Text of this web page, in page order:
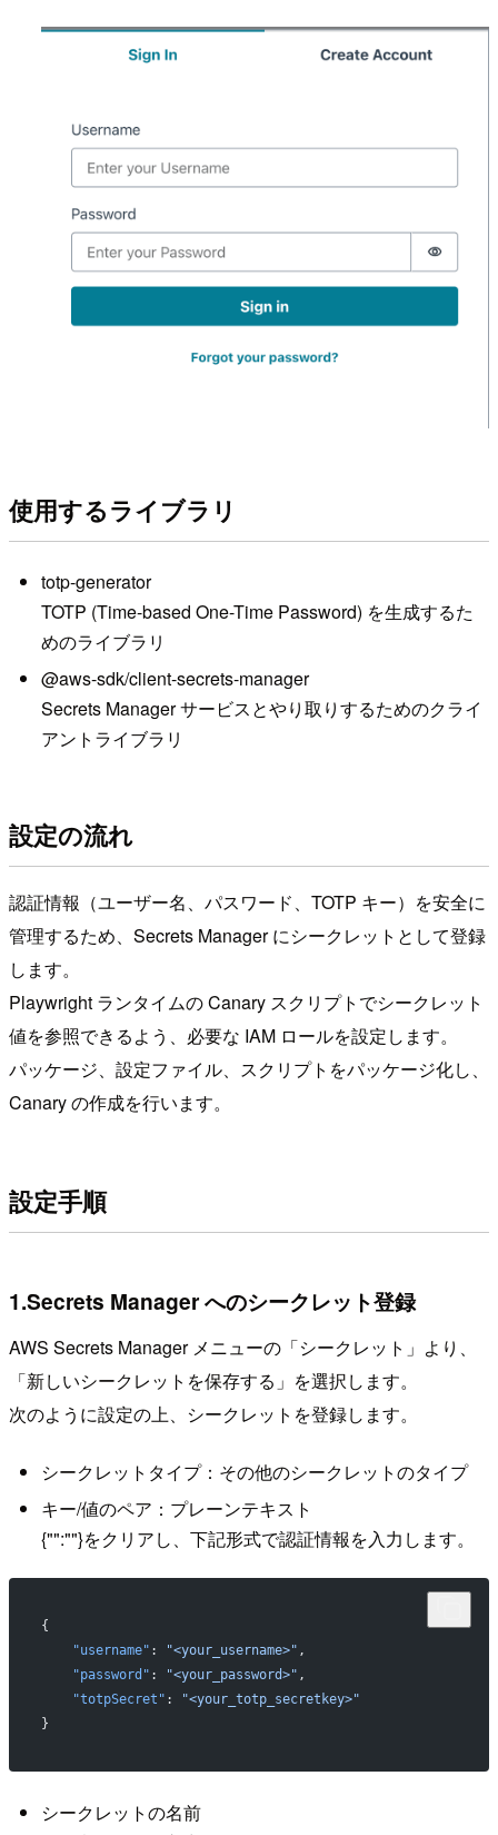
使用するライブラリ
totp-generator
TOTP (Time-based One-Time Password) を生成するた
めのライブラリ
@aws-sdk/client-secrets-manager
Secrets Manager サービスとやり取りするためのクライ
アントライブラリ
設定の流れ
認証情報（ユーザー名、パスワード、TOTP キー）を安全に
管理するため、Secrets Manager にシークレットとして登録
します。
Playwright ランタイムの Canary スクリプトでシークレット
値を参照できるよう、必要な IAM ロールを設定します。
パッケージ、設定ファイル、スクリプトをパッケージ化し、
Canary の作成を行います。
設定手順
1.Secrets Manager へのシークレット登録
AWS Secrets Manager メニューの「シークレット」より、
「新しいシークレットを保存する」を選択します。
次のように設定の上、シークレットを登録します。
シークレットタイプ：その他のシークレットのタイプ
キー/値のペア：プレーンテキスト
{"":""}をクリアし、下記形式で認証情報を入力します。
{
    "username"
: "<your_username>" ,
    "password"
: "<your_password>" ,
    "totpSecret"
:
"<your_totp_secretkey>"
}
シークレットの名前